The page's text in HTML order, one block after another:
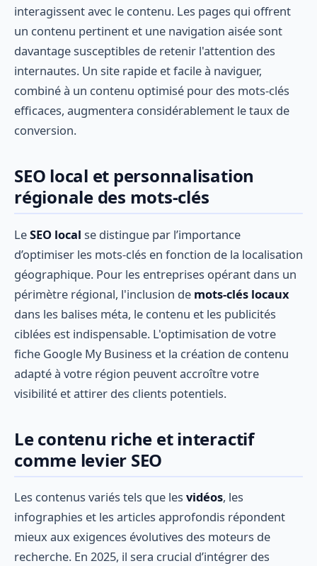
interagissent avec le contenu. Les pages qui offrent
un contenu pertinent et une navigation aisée sont
davantage susceptibles de retenir l'attention des
internautes. Un site rapide et facile à naviguer,
combiné à un contenu optimisé pour des mots-clés
efficaces, augmentera considérablement le taux de
conversion.
SEO local et personnalisation
régionale des mots-clés
LeSEO local se distingue par l’importance
d’optimiser les mots-clés en fonction de la localisation
géographique. Pour les entreprises opérant dans un
périmètre régional, l'inclusion de mots-clés locaux
dans les balises méta, le contenu et les publicités
ciblées est indispensable. L'optimisation de votre
fiche Google My Business et la création de contenu
adapté à votre région peuvent accroître votre
visibilité et attirer des clients potentiels.
Le contenu riche et interactif
comme levier SEO
Les contenus variés tels que les vidéos, les
infographies et les articles approfondis répondent
mieux aux exigences évolutives des moteurs de
recherche. En 2025, il sera crucial d’intégrer des